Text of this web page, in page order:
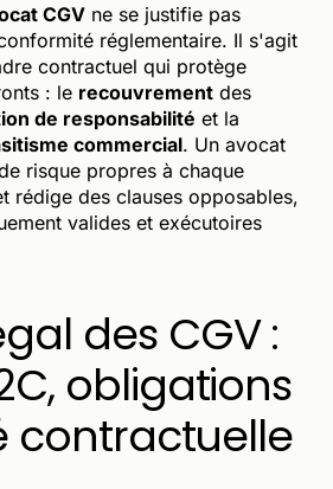
CGV ne se justifie pas
réglementaire. Il s'agit
contractuel qui protège
: le recouvrement des
de responsabilité et la
commercial. Un avocat
risque propres à chaque
rédige des clauses opposables,
valides et exécutoires
des CGV :
obligations
contractuelle